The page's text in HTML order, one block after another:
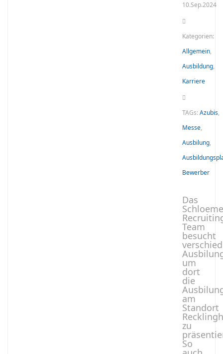
10.Sep.2024
Kategorien:
Allgemein,
Ausbildung,
Karriere
TAGs:Azubis,
Messe,
Ausbilung,
Bewerber
Das
Team
besucht
um
dort
die
am
Standort
zu
So